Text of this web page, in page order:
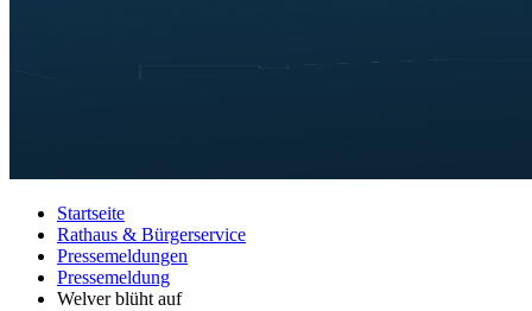
Startseite
Rathaus & Bürgerservice
Pressemeldungen
Pressemeldung
Welver blüht auf